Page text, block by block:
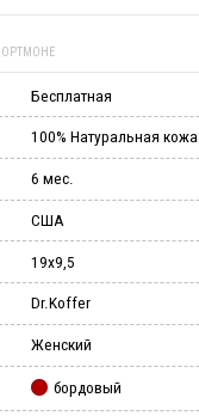
ПОРТМОНЕ
Бесплатная
100% Натуральная кожа
6 мес.
США
19х9,5
Dr.Koffer
Женский
бордовый